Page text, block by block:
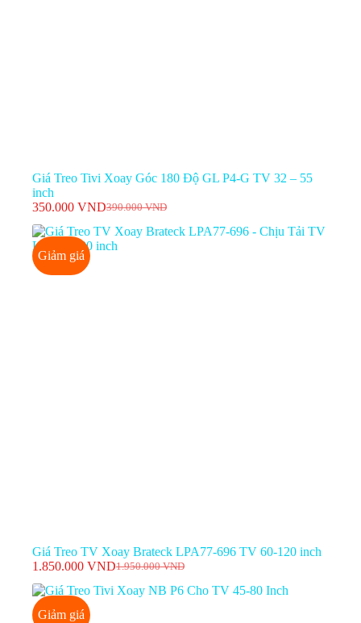
Giá Treo Tivi Xoay Góc 180 Độ GL P4-G TV 32 – 55
inch
390.000VND
Giá
gốc
là:
350.000 VNDGiá
hiện
tại
Giảm giá
Giá Treo TV Xoay Brateck LPA77-696 TV 60-120 inch
1.950.000VND
Giá
gốc
1.850.000 VNDGiá
hiện
Giảm giá